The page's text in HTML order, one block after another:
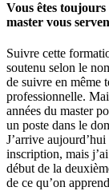
Vous êtes
master vous
Suivre cette
soutenu selon le
de suivre en même
professionnelle.
années du master
un poste dans le
J’arrive
inscription, mais
début de la
de ce qu’on